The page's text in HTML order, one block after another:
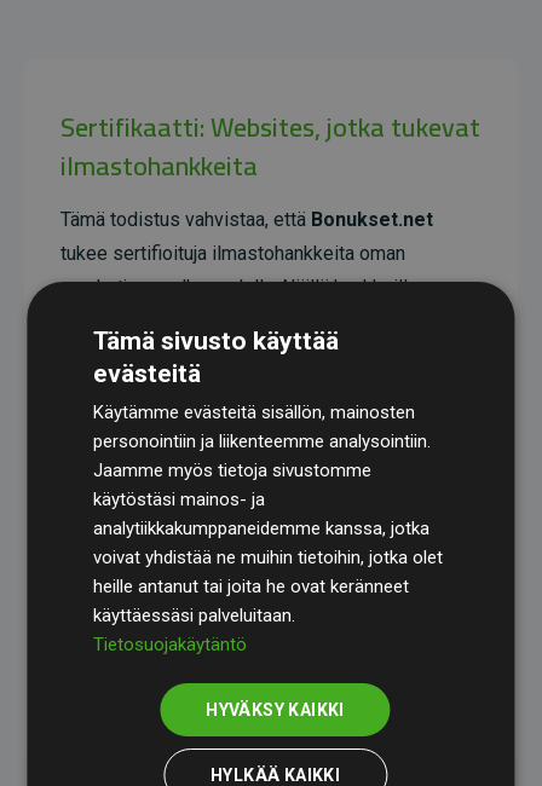
Sertifikaatti: Websites, jotka tukevat
ilmastohankkeita
Tämä todistus vahvistaa, että Bonukset.net
tukee sertifioituja ilmastohankkeita oman
arvoketjunsa ulkopuolella. Näillä hankkeilla on
joka keskimäärin vastaa kaksinkertaista määrää
verkkosivuston arvioituihin päästöihin verrattuna.
Kaikki hankkeet ovatGold Standardin
sertifioimia, mikä takaa korkean laadun, todellisen
ilmastovaikutuksen ja täyden läpinäkyvyyden. Lue
lisää yksittäisistä hankkeistatäältä.
Websites, jotka tukevat ilmastohankkeita aloite
Tämä sivusto käyttää
evästeitä
Käytämme evästeitä sisällön, mainosten
personointiin ja liikenteemme analysointiin.
Jaamme myös tietoja sivustomme
käytöstäsi mainos- ja
analytiikkakumppaneidemme kanssa, jotka
voivat yhdistää ne muihin tietoihin, jotka olet
heille antanut tai joita he ovat keränneet
käyttäessäsi palveluitaan.
Tietosuojakäytäntö
HYVÄKSY KAIKKI
HYLKÄÄ KAIKKI